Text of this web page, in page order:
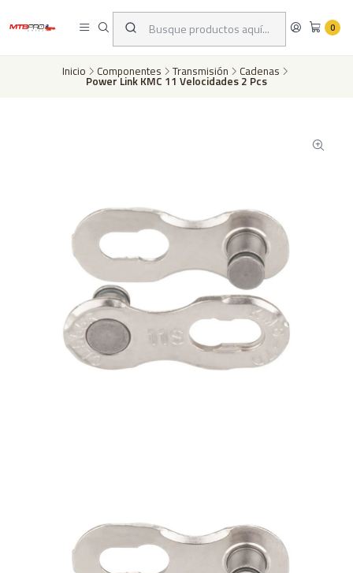
0
Despachos a todo Chile a través de Chilexpress en 24 a 72 horas hábiles
dependiento de tu ubicación | Pago con tarjeta de crédito o transferencia
Inicio Componentes Transmisión Cadenas
Power Link KMC 11 Velocidades 2 Pcs